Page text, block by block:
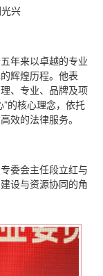
兴
年来以卓越的专业
辉煌历程。他表
、专业、品牌及项
的核心理念，依托
效的法律服务。
委会主任段立红与
设与资源协同的角